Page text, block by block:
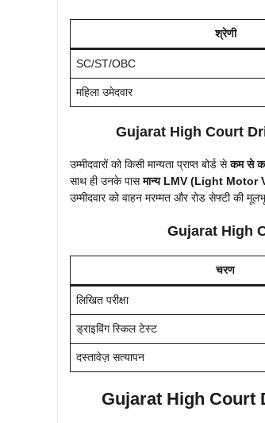
श्रेणी
SC/ST/OBC
महिला उमेदवार
Gujarat High Court
उम्मीदवारों को किसी मान्यता प्राप्त बोर्ड सेकम से
साथ ही उनके पासमान्य LMV (Light Motor
उम्मीदवार को वाहन मरम्मत और रोड सेफ्टी की
Gujarat High
चरण
लिखित परीक्षा
ड्राइविंग स्किल टेस्ट
दस्तावेज़ सत्यापन
Gujarat High Court